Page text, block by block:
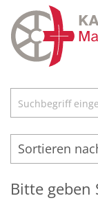
Zum Inhalt
Suche
Bitte geben